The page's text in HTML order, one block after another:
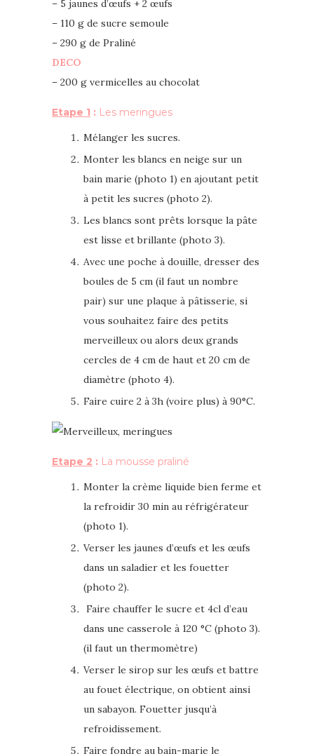
– 5 jaunes d’œufs + 2 œufs
– 110 g de sucre semoule
– 290 g de Praliné
DECO
– 200 g vermicelles au chocolat
Etape 1 : Les meringues
Mélanger les sucres.
Monter les blancs en neige sur un
bain marie (photo 1) en ajoutant petit
à petit les sucres (photo 2).
Les blancs sont prêts lorsque la pâte
est lisse et brillante (photo 3).
Avec une poche à douille, dresser des
boules de 5 cm (il faut un nombre
pair) sur une plaque à pâtisserie, si
vous souhaitez faire des petits
merveilleux ou alors deux grands
cercles de 4 cm de haut et 20 cm de
diamètre (photo 4).
Faire cuire 2 à 3h (voire plus) à 90°C.
Etape 2 : La mousse praliné
Monter la crème liquide bien ferme et
la refroidir 30 min au réfrigérateur
(photo 1).
Verser les jaunes d’œufs et les œufs
dans un saladier et les fouetter
(photo 2).
Faire chauffer le sucre et 4cl d’eau
dans une casserole à 120 °C (photo 3).
(il faut un thermomètre)
Verser le sirop sur les œufs et battre
au fouet électrique, on obtient ainsi
un sabayon. Fouetter jusqu’à
refroidissement.
Faire fondre au bain-marie le